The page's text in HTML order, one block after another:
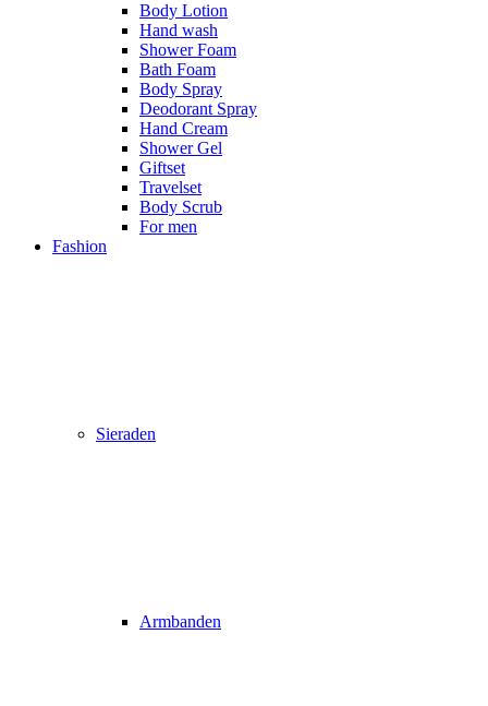
Body Lotion
Hand wash
Shower Foam
Bath Foam
Body Spray
Deodorant Spray
Hand Cream
Shower Gel
Giftset
Travelset
Body Scrub
For men
Fashion
Sieraden
Armbanden